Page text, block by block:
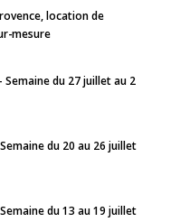
location de
mesure
du 27 juillet au 2
du 20 au 26 juillet
du 13 au 19 juillet